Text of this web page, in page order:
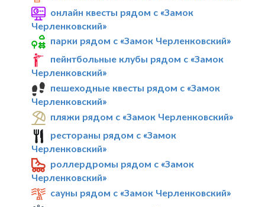
онлайн квесты рядом с «Замок
Черленковский»
парки рядом с «Замок Черленковский»
пейнтбольные клубы рядом с «Замок
Черленковский»
пешеходные квесты рядом с «Замок
Черленковский»
пляжи рядом с «Замок Черленковский»
рестораны рядом с «Замок
Черленковский»
роллердромы рядом с «Замок
Черленковский»
сауны рядом с «Замок Черленковский»